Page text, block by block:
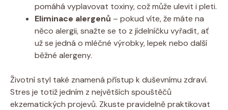
pomáhá vyplavovat toxiny, což může ulevit i ⁣pleti.
Eliminace ⁤alergenů – pokud víte, že ‌máte na‌
něco‌ alergii, snažte se to z jídelníčku vyřadit, ať
už se jedná ‌o mléčné výrobky, lepek nebo ⁤další⁤
běžné alergeny.
Životní styl také znamená přístup ‍k duševnímu zdraví.
Stres ⁣je totiž jedním z největších spouštěčů
ekzematických projevů.‍ Zkuste pravidelně‍ praktikovat⁤